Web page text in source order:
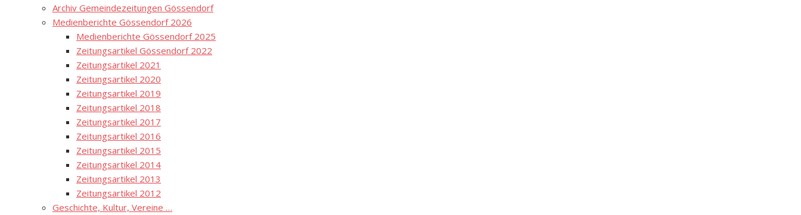
Archiv Gemeindezeitungen Gössendorf
Medienberichte Gössendorf 2026
Medienberichte Gössendorf 2025
Zeitungsartikel Gössendorf 2022
Zeitungsartikel 2021
Zeitungsartikel 2020
Zeitungsartikel 2019
Zeitungsartikel 2018
Zeitungsartikel 2017
Zeitungsartikel 2016
Zeitungsartikel 2015
Zeitungsartikel 2014
Zeitungsartikel 2013
Zeitungsartikel 2012
Geschichte, Kultur, Vereine …